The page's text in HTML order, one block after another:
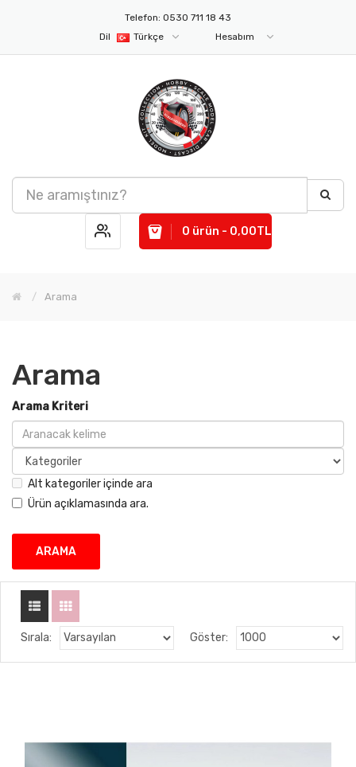
Telefon: 0530 711 18 43
Dil
Türkçe Hesabım
0 ürün - 0,00TL
Arama
Arama
Arama Kriteri
Alt kategoriler içinde ara
Ürün açıklamasında ara.
Sırala: Göster: